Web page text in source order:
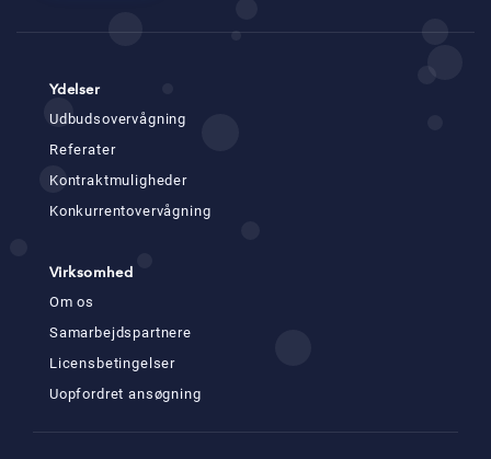
Virksomhed
Om os
Samarbejdspartnere
Licensbetingelser
Uopfordret ansøgning
Ydelser
Udbudsovervågning
Referater
Kontraktmuligheder
Konkurrentovervågning